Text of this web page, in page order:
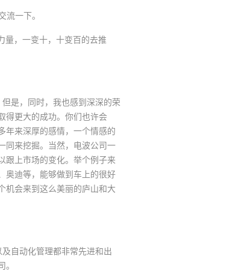
一下。
，一变十，十变百的去推
是，同时，我也感到深深的荣
得更大的成功。你们也许会
年来深厚的感情，一个情感的
同来挖掘。当然，电波公司一
跟上市场的变化。举个例子来
奥迪等，能够做到车上的很好
机会来到这么美丽的庐山和大
自动化管理都非常先进和出
。